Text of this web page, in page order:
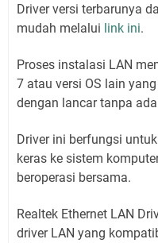
Driver versi terbarunya
mudah melalui link ini.
Proses instalasi LAN
7 atau versi OS lain
dengan lancar tanpa
Driver ini berfungsi
keras ke sistem
beroperasi bersama.
Realtek Ethernet LAN
driver LAN yang